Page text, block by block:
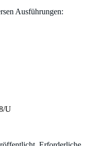
Ausführungen:
U